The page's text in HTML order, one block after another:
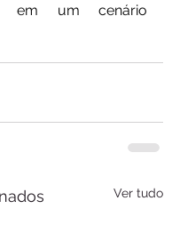
em um cenário
Ver tudo